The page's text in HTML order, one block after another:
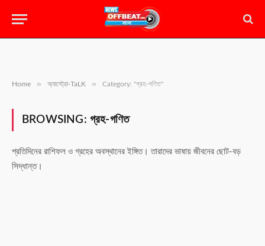
Home » অ্যাস্ট্রো-TaLK » Category: "গ্রহ-গণিত"
BROWSING: গ্রহ-গণিত
প্রতিদিনের রাশিফল ও গ্রহের অবস্থানের ইঙ্গিত। তারাদের ভাষায় জীবনের ছোট-বড়
সিদ্ধান্ত।